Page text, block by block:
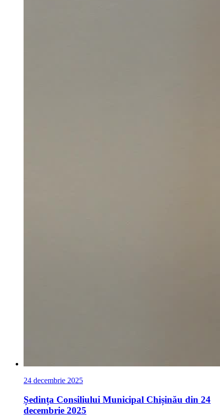
24 decembrie 2025
Ședința Consiliului Municipal Chișinău din 24
decembrie 2025